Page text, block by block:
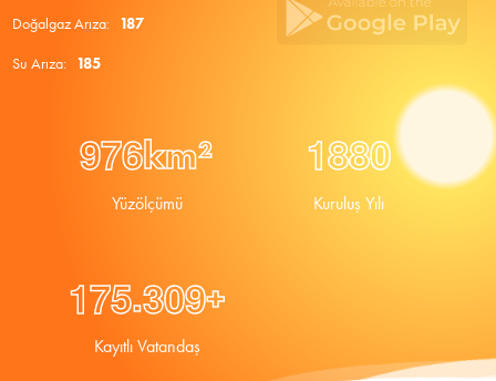
Doğalgaz Arıza: 187
Su Arıza: 185
976km²
Yüzölçümü
1880
Kuruluş Yılı
175.309+
Kayıtlı Vatandaş